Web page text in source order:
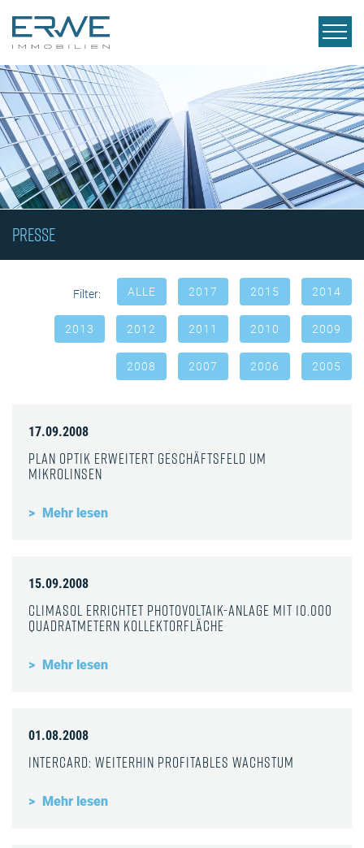
PRESSE
Filter: ALLE 2017 2015 2014
2013 2012 2011 2010 2009
2008 2007 2006 2005
17.09.2008
Plan Optik erweitert Geschäftsfeld um
Mikrolinsen
Mehr lesen
15.09.2008
Climasol errichtet Photovoltaik-Anlage mit 10.000
Quadratmetern Kollektorfläche
Mehr lesen
01.08.2008
InterCard: Weiterhin profitables Wachstum
Mehr lesen